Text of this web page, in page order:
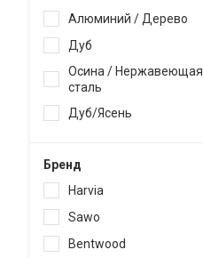
Алюминий / Дерево
Дуб
Осина / Нержавеющая
сталь
Дуб/Ясень
Брeнд
Harvia
Sawo
Bentwood